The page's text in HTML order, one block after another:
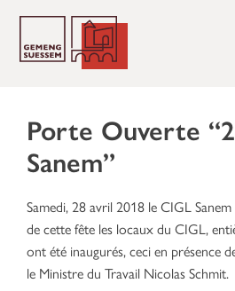
Porte Ouverte
Sanem”
Samedi, 28 avril 2018 le CIGL
de cette fête les locaux du CIGL,
ont été inaugurés, ceci en présence
le Ministre du Travail Nicolas Schmit.